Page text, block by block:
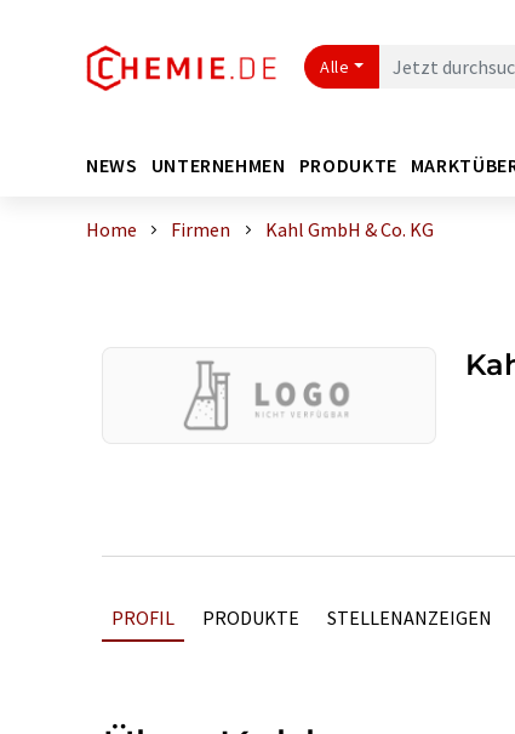
Alle
NEWS UNTERNEHMEN PRODUKTE
Home Firmen Kahl GmbH & Co. KG
PROFIL PRODUKTE STELLENANZEIGEN